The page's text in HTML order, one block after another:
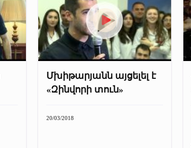
Մխիթարյանն այցելել է
«Զինվորի տուն»
20/03/2018